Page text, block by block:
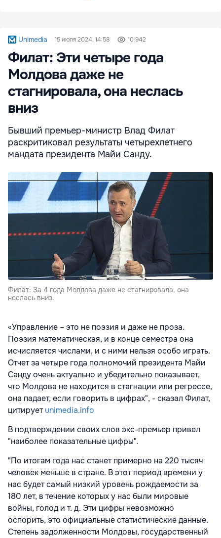
Unimedia 15 июля 2024, 14:58 10 942
Филат: Эти четыре года
Молдова даже не
стагнировала, она неслась
вниз
Бывший премьер-министр Влад Филат
раскритиковал результаты четырехлетнего
мандата президента Майи Санду.
Филат: За 4 года Молдова даже не стагнировала, она
неслась вниз.
«Управление – это не поэзия и даже не проза.
Поэзия математическая, и в конце семестра она
исчисляется числами, и с ними нельзя особо играть.
Отчет за четыре года полномочий президента Майи
Санду очень актуально и убедительно показывает,
что Молдова не находится в стагнации или регрессе,
она падает, если говорить в цифрах", - сказал Филат,
цитируетunimedia.info
В подтверждении своих слов экс-премьер привел
"наиболее показательные цифры".
"По итогам года нас станет примерно на 220 тысяч
человек меньше в стране. В этот период времени у
нас будет самый низкий уровень рождаемости за
180 лет, в течение которых у нас были мировые
войны, голод и т. д. Эти цифры невозможно
оспорить, это официальные статистические данные.
Степень задолженности Молдовы, государственный